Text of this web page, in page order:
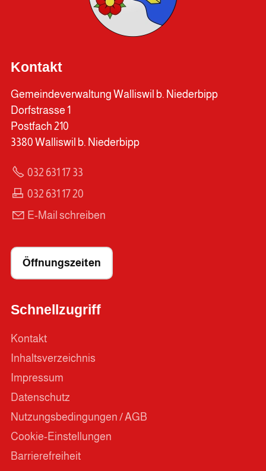
Kontakt
Gemeindeverwaltung Walliswil b. Niederbipp
Dorfstrasse 1
Postfach 210
3380 Walliswil b. Niederbipp
032 631 17 33
032 631 17 20
E-Mail schreiben
Öffnungszeiten
Schnellzugriff
Kontakt
Inhaltsverzeichnis
Impressum
Datenschutz
Nutzungsbedingungen / AGB
Cookie-Einstellungen
Barrierefreiheit